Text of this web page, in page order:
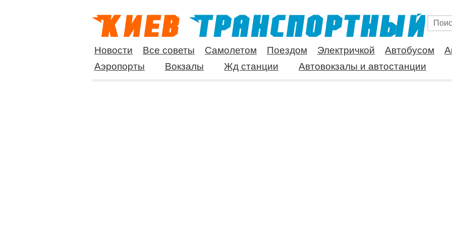
Новости Все советы Самолетом Поездом Электричкой Автобусом
Аэропорты
Вокзалы Жд станции Автовокзалы и автостанции